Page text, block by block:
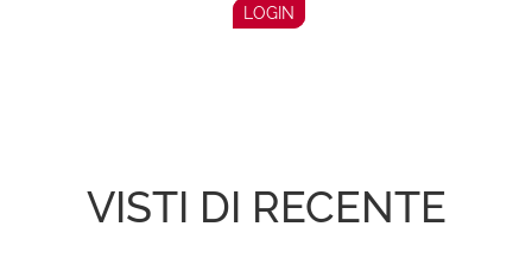
LOGIN
VISTI DI RECENTE